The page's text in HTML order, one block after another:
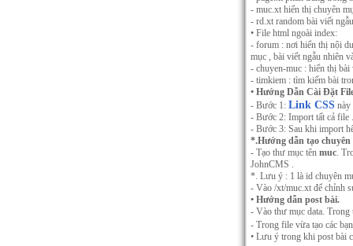
- muc.xt hiển thị chuyên
- rd.xt random bài viết
• File html ngoài index:
- forum : nơi hiển thị nội
mục , bài viết ngẫu nhiên
- chuyen-muc : hiển thị bài
- timkiem : tìm kiếm bài
• Hướng Dẫn Cài Đặt
- Bước 1: Link CSS này
- Bước 2: Import tất cả file
- Bước 3: Sau khi import
*.Hướng dẫn tạo chuyên
- Tạo thư mục tên muc.
JohnCMS .
*. Lưu ý : 1 là id chuyên
- Vào /xt/muc.xt để chỉnh
• Hướng dẫn post bài.
- Vào thư mục data. Trong
- Trong file vừa tạo các
• Lưu ý trong khi post bài